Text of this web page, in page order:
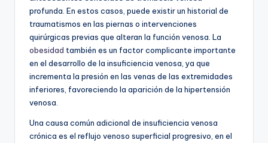
profunda. En estos casos, puede existir un historial de
traumatismos en las piernas o intervenciones
quirúrgicas previas que alteran la función venosa. La
obesidad también es un factor complicante importante
en el desarrollo de la insuficiencia venosa, ya que
incrementa la presión en las venas de las extremidades
inferiores, favoreciendo la aparición de la hipertensión
venosa.
Una causa común adicional de insuficiencia venosa
crónica es el reflujo venoso superficial progresivo, en el